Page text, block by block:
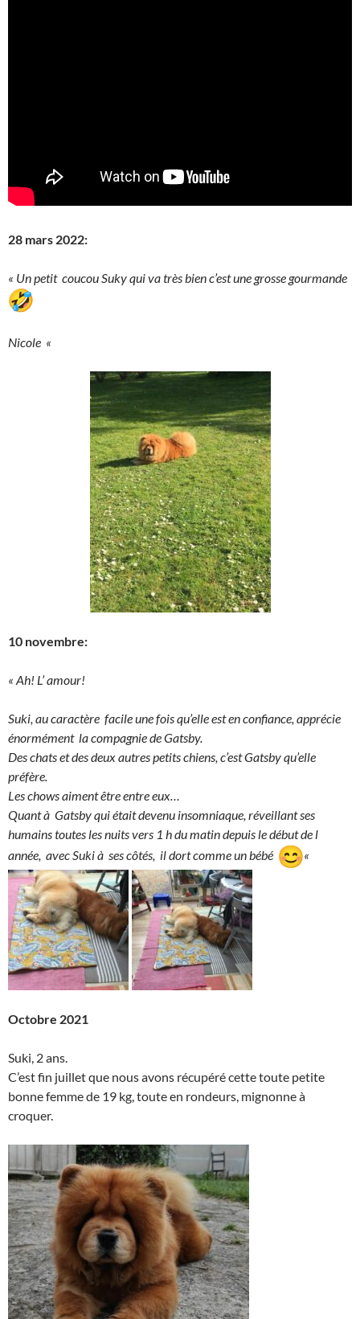
28 mars 2022:
« Un petit coucou Suky qui va très bien c’est une grosse gourmande
Nicole «
10 novembre:
« Ah! L’ amour!
Suki, au caractère facile une fois qu’elle est en confiance, apprécie
énormément la compagnie de Gatsby.
Des chats et des deux autres petits chiens, c’est Gatsby qu’elle
préfère.
Les chows aiment être entre eux…
Quant à Gatsby qui était devenu insomniaque, réveillant ses
humains toutes les nuits vers 1 h du matin depuis le début de l
année, avec Suki à ses côtés, il dort comme un bébé
«
Octobre 2021
Suki, 2 ans.
C’est fin juillet que nous avons récupéré cette toute petite
bonne femme de 19 kg, toute en rondeurs, mignonne à
croquer.